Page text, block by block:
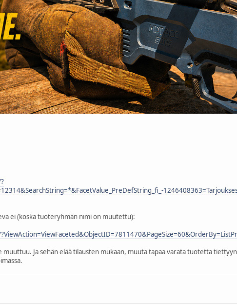
ei (koska tuoteryhmän nimi on muutettu):
Ja sehän elää tilausten mukaan, muuta tapaa varata tuotetta